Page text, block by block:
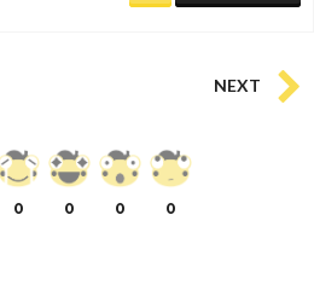
NEXT
0 0 0 0